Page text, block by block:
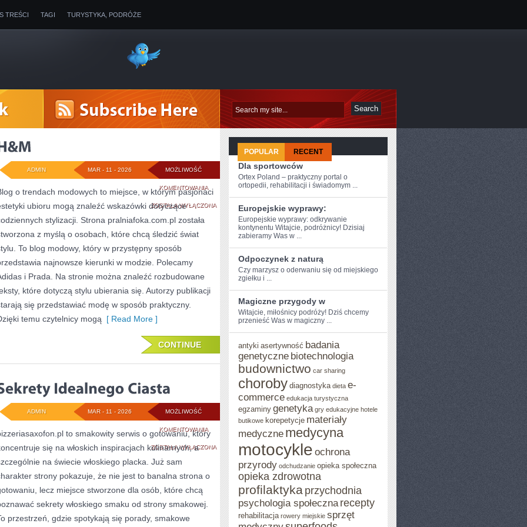
TREŚCI TAGI TURYSTYKA, PODRÓŻE
MOŻLIWOŚĆ
KOMENTOWANIAH&M
ZOSTAŁA WYŁĄCZONA
MAR - 11 - 2026
ADMIN
o trendach modowych to miejsce, w którym pasjonaci
ubioru mogą znaleźć wskazówki dotyczące
stylizacji. Strona pralniafoka.com.pl została
z myślą o osobach, które chcą śledzić świat
To blog modowy, który w przystępny sposób
najnowsze kierunki w modzie. Polecamy
i Prada. Na stronie można znaleźć rozbudowane
które dotyczą stylu ubierania się. Autorzy publikacji
się przedstawiać modę w sposób praktyczny.
temu czytelnicy mogą [ Read More ]
CONTINUE
MOŻLIWOŚĆ
KOMENTOWANIASEKRETY
IDEALNEGO
CIASTA
ZOSTAŁA WYŁĄCZONA
MAR - 11 - 2026
ADMIN
to smakowity serwis o gotowaniu, który
się na włoskich inspiracjach kulinarnych, a
na świecie włoskiego placka. Już sam
strony pokazuje, że nie jest to banalna strona o
lecz miejsce stworzone dla osób, które chcą
sekrety włoskiego smaku od strony smakowej.
przestrzeń, gdzie spotykają się porady, smakowe
POPULAR RECENT
Dla sportowców
Ortex Poland – praktyczny portal o
ortopedii, rehabilitacji i świadomym ...
Europejskie wyprawy:
Europejskie wyprawy: ⁣odkrywanie
kontynentu Witajcie, podróżnicy! Dzisiaj
zabieramy Was w ...
Odpoczynek z naturą
Czy marzysz o oderwaniu ​się od miejskiego
zgiełku i ...
Magiczne przygody w
Witajcie, miłośnicy ​podróży! Dziś chcemy⁢
przenieść Was w magiczny ...
antyki asertywność badania
genetyczne biotechnologia
budownictwo car sharing
choroby diagnostyka dieta e-
commerce edukacja turystyczna
egzaminy genetyka gry edukacyjne hotele
butikowe korepetycje materiały
medyczne medycyna
motocykle ochrona
przyrody odchudzanie opieka społeczna
opieka zdrowotna
profilaktyka przychodnia
psychologia społeczna recepty
rehabilitacja rowery miejskie sprzęt